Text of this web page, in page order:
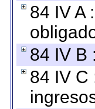
84 IV A
84 IV B
84 IV C